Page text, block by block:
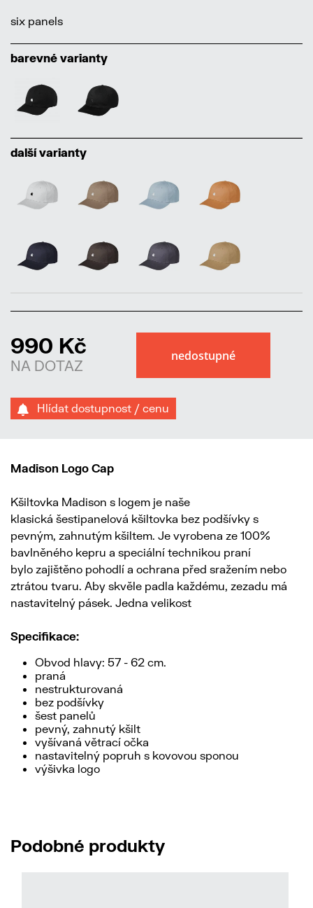
six panels
barevné varianty
další varianty
990 Kč
NA DOTAZ
Hlídat dostupnost / cenu
Madison Logo Cap
Kšiltovka Madison s logem je naše
klasická šestipanelová kšiltovka bez podšívky s
pevným, zahnutým kšiltem. Je vyrobena ze 100%
bavlněného kepru a speciální technikou praní
bylo zajištěno pohodlí a ochrana před sražením nebo
ztrátou tvaru. Aby skvěle padla každému, zezadu má
nastavitelný pásek. Jedna velikost
Specifikace:
Obvod hlavy: 57 - 62 cm.
praná
nestrukturovaná
bez podšívky
šest panelů
pevný, zahnutý kšilt
vyšívaná větrací očka
nastavitelný popruh s kovovou sponou
výšivka logo
Podobné produkty